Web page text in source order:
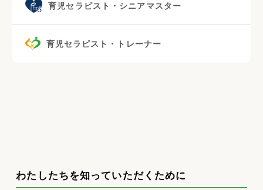
育児セラピスト・シニアマスター
育児セラピスト・トレーナー
わたしたちを知っていただくために